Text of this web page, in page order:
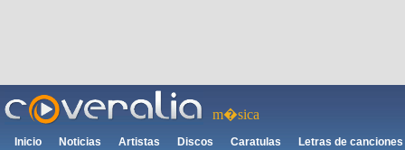
m�sica
Inicio Noticias Artistas Discos Caratulas Letras de canciones